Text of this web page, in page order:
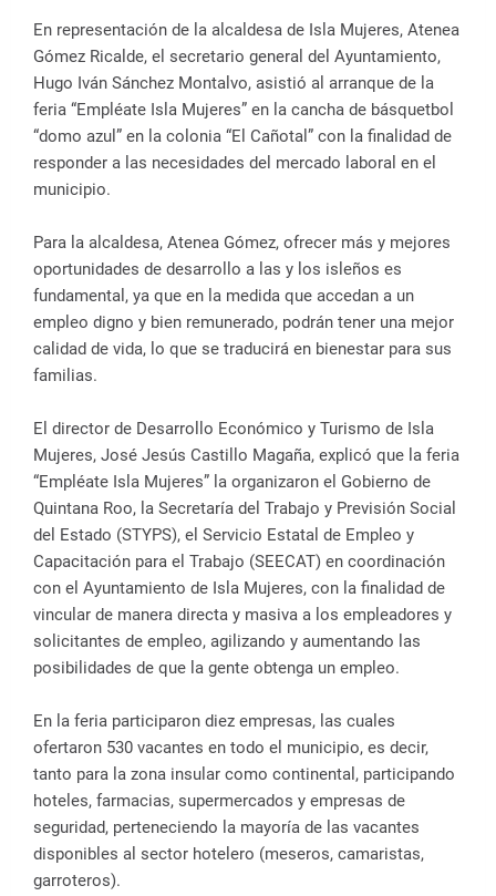
En representación de la alcaldesa de Isla Mujeres, Atenea
Gómez Ricalde, el secretario general del Ayuntamiento,
Hugo Iván Sánchez Montalvo, asistió al arranque de la
feria “Empléate Isla Mujeres” en la cancha de básquetbol
“domo azul” en la colonia “El Cañotal” con la finalidad de
responder a las necesidades del mercado laboral en el
municipio.
Para la alcaldesa, Atenea Gómez, ofrecer más y mejores
oportunidades de desarrollo a las y los isleños es
fundamental, ya que en la medida que accedan a un
empleo digno y bien remunerado, podrán tener una mejor
calidad de vida, lo que se traducirá en bienestar para sus
familias.
El director de Desarrollo Económico y Turismo de Isla
Mujeres, José Jesús Castillo Magaña, explicó que la feria
“Empléate Isla Mujeres” la organizaron el Gobierno de
Quintana Roo, la Secretaría del Trabajo y Previsión Social
del Estado (STYPS), el Servicio Estatal de Empleo y
Capacitación para el Trabajo (SEECAT) en coordinación
con el Ayuntamiento de Isla Mujeres, con la finalidad de
vincular de manera directa y masiva a los empleadores y
solicitantes de empleo, agilizando y aumentando las
posibilidades de que la gente obtenga un empleo.
En la feria participaron diez empresas, las cuales
ofertaron 530 vacantes en todo el municipio, es decir,
tanto para la zona insular como continental, participando
hoteles, farmacias, supermercados y empresas de
seguridad, perteneciendo la mayoría de las vacantes
disponibles al sector hotelero (meseros, camaristas,
garroteros).